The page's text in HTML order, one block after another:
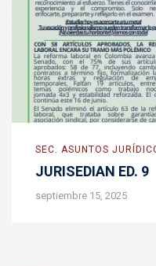
SEC. ASUNTOS
JURISEDIAN ED. 9
septiembre 15, 2025